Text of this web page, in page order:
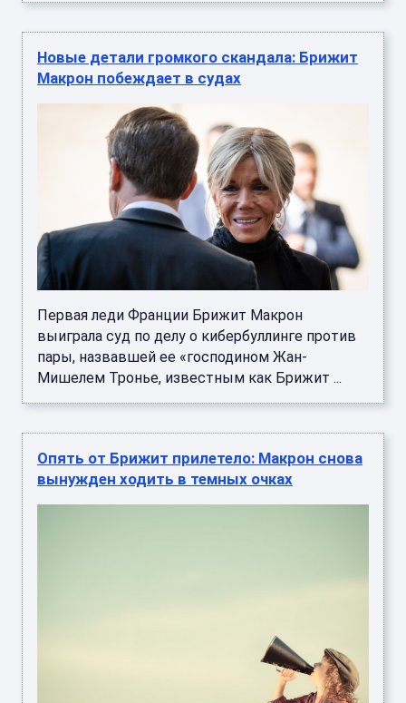
Новые детали громкого скандала: Брижит
Макрон побеждает в судах
Первая леди Франции Брижит Макрон
выиграла суд по делу о кибербуллинге против
пары, назвавшей ее «господином Жан-
Мишелем Тронье, известным как Брижит ...
Опять от Брижит прилетело: Макрон снова
вынужден ходить в темных очках